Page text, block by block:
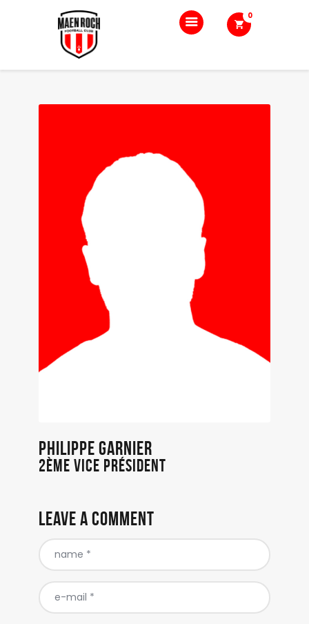
0
Nos équipes
Boutique
Blog
Contact
Philippe Garnier
2ème Vice Président
Leave a comment